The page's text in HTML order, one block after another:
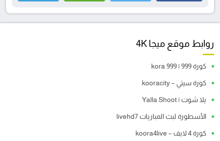
روابط موقع ميجا 4K
كورة 999 | kora 999
كورة سيتي – kooracity
يلا شوت | Yalla Shoot
الأسطورة لبث المباريات livehd7
كورة 4 لايف – koora4live